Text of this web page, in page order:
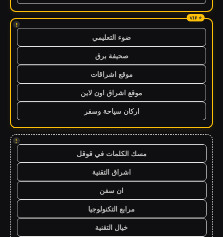
!
ضوء التعليمي
صحيفة برق
موقع اشراقات
موقع اشراق اون لاين
اركان سياحة وسفر
!
مسك الكلمات في قوقل
اشراق التقنية
ان سفن
مرابع التكنولوجيا
خيال التقنية